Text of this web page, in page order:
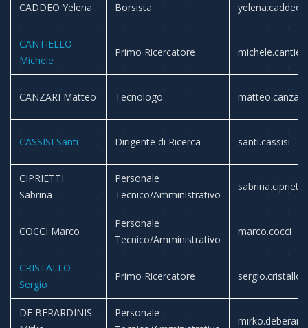
CADDEO Yelena Borsista yelena.caddeo
CANTIELLO
Michele
Primo Ricercatore
CANZARI Matteo Tecnologo matteo.canzari
CASSISI Santi Dirigente di Ricerca santi.cassisi
CIPRIETTI
Sabrina
Personale
Tecnico/Amministrativo
sabrina.ciprietti
COCCI Marco
Personale
Tecnico/Amministrativo
marco.cocci
CRISTALLO
Sergio
Primo Ricercatore sergio.cristallo
DE BERARDINIS
Personale